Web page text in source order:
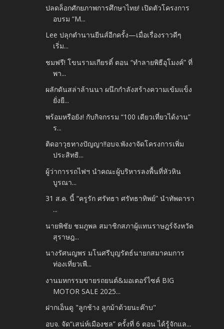
ปลดล็อกศักยภาพการศึกษาไทย! เปิดตัวโครงการ
อบรม “M...
Lee ปลุกตำนานยีนส์อีกครั้ง—เมื่อเรื่องราวดีๆ
เริ่ม...
ชมฟรี! โขนรามเกียรติ์ ตอน “ทำลายพิธีอุโมงค์” ที่
พา...
ผลักดันสล่าล้านนา ผนึกกำลังสร้างความเข้มแข็ง
ยั่งยื...
พร้อมหรือยัง! กับกิจกรรม “100 เดียวเที่ยวได้งาน”
ร...
ติดอาวุธทางปัญญา!!อบจ.พังงาจัดโครงการเพิ่ม
ประสิทธิ...
ผู้ว่าการรถไฟฯ นำคณะผู้บริหารลงพื้นที่หัวหิน
บูรณา...
31 ส.ค. นี้ “ครูรัก ศรัทธา ศรัทธาทิพย์” นำทัพดารา
...
นายพิชัย ชมภูพล สมาชิกสภาผู้แทนราษฎร์จังหวัด
สุราษฎ...
นางรัศนญพร มโนศรีบุญรัตธ์นายกสมาคมการ
ท่องเที่ยวเพื...
งานมหกรรมขายรถยนต์&มอเตอร์ไซค์ BIG
MOTOR SALE 2025...
ฝากเอ็นดู "ลูกช้าง ลูกม้าด้วยนะค๊าบ"
อบจ. จัด“เสน่ห์เมืองชล” ครั้งที่ 6 ตอน ได้รู้จักแล...